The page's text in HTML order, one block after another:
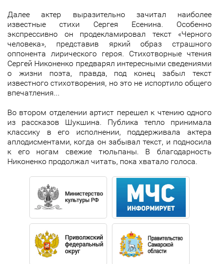
Далее актер выразительно зачитал наиболее
известные стихи Сергея Есенина. Особенно
экспрессивно он продекламировал текст «Черного
человека», представив яркий образ страшного
оппонента лирического героя. Стихотворные чтения
Сергей Никоненко предварял интересными сведениями
о жизни поэта, правда, под конец забыл текст
известного стихотворения, но это не испортило общего
впечатления...
Во втором отделении артист перешел к чтению одного
из рассказов Шукшина. Публика тепло принимала
классику в его исполнении, поддерживала актера
аплодисментами, когда он забывал текст, и подносила
к его ногам свежие тюльпаны. В благодарность
Никоненко продолжал читать, пока хватало голоса.